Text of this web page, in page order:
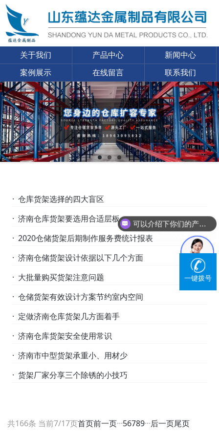
关于我们 产品中心
新闻中心
案例展示
在线留言 联系我们
· 仓库货架选择的四大盲区
· 济南仓库货架要选用合适层板
· 2020仓储货架后期制作服务费统计报表
· 济南仓储货架设计依据以下几个方面
· 大批量购买货架注意问题
· 仓储货架有效设计方案节约室内空间
· 定做济南仓库货架几方面着手
· 济南仓库货架安全使用常识
· 济南市中型货架承重小、用材少
· 货架厂家分享三个除锈的小技巧
共166条 当前7/17页首页前一页···56789···后一页尾页
一键拨号
你们是怎么收费的呢？